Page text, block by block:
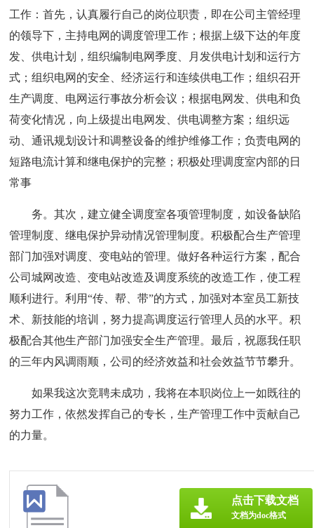
工作：首先，认真履行自己的岗位职责，即在公司主管经理
的领导下，主持电网的调度管理工作；根据上级下达的年度
发、供电计划，组织编制电网季度、月发供电计划和运行方
式；组织电网的安全、经济运行和连续供电工作；组织召开
生产调度、电网运行事故分析会议；根据电网发、供电和负
荷变化情况，向上级提出电网发、供电调整方案；组织远
动、通讯规划设计和调整设备的维护维修工作；负责电网的
短路电流计算和继电保护的完整；积极处理调度室内部的日
常事
务。其次，建立健全调度室各项管理制度，如设备缺陷
管理制度、继电保护异动情况管理制度。积极配合生产管理
部门加强对调度、变电站的管理。做好各种运行方案，配合
公司城网改造、变电站改造及调度系统的改造工作，使工程
顺利进行。利用“传、帮、带”的方式，加强对本室员工新技
术、新技能的培训，努力提高调度运行管理人员的水平。积
极配合其他生产部门加强安全生产管理。最后，祝愿我任职
的三年内风调雨顺，公司的经济效益和社会效益节节攀升。
如果我这次竞聘未成功，我将在本职岗位上一如既往的
努力工作，依然发挥自己的专长，生产管理工作中贡献自己
的力量。
点击下载文档
文档为doc格式